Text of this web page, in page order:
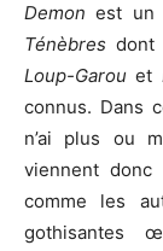
Demon est un
Ténèbres dont
Loup-Garou et
connus. Dans
n’ai plus ou
viennent
comme les
gothisantes